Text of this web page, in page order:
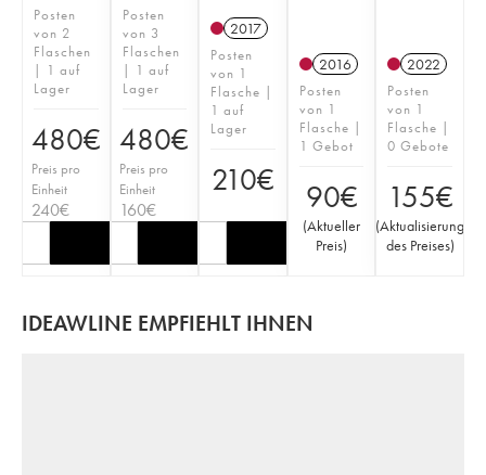
Posten
von 2
Flaschen
| 1 auf
Lager
480€
Preis pro
Einheit
240€
Posten
von 3
Flaschen
| 1 auf
Lager
480€
Preis pro
Einheit
160€
2017
Posten
von 1
Flasche |
1 auf
Lager
210€
2016
Posten
von 1
Flasche |
1 Gebot
90€
(Aktueller
Preis)
2022
Posten
von 1
Flasche |
0 Gebote
155€
(Aktualisierung
des Preises)
IDEAWLINE EMPFIEHLT IHNEN